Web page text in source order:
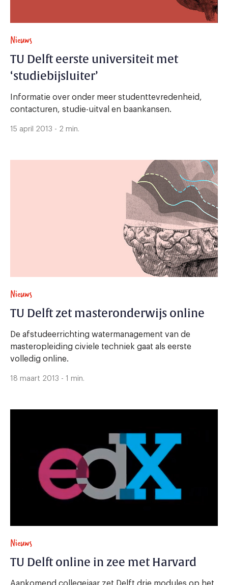
Nieuws
TU Delft eerste universiteit met
‘studiebijsluiter’
Informatie over onder meer studenttevredenheid,
contacturen, studie-uitval en baankansen.
15 april 2013 - 2 min.
Nieuws
TU Delft zet masteronderwijs online
De afstudeerrichting watermanagement van de
masteropleiding civiele techniek gaat als eerste
volledig online.
18 maart 2013 - 1 min.
Nieuws
TU Delft online in zee met Harvard
Aankomend collegejaar zet Delft drie modules op het